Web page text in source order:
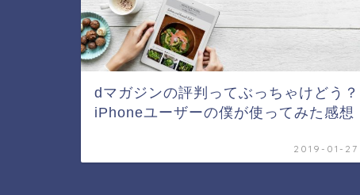
dマガジンの評判ってぶっちゃけどう？
iPhoneユーザーの僕が使ってみた感想
2019-01-27